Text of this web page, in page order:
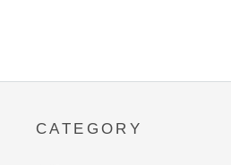
CATEGORY